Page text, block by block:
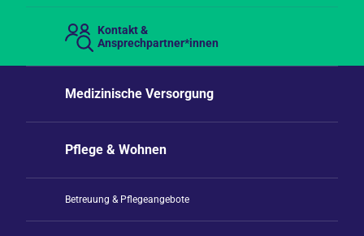
Kontakt &
Ansprechpartner*innen
Medizinische Versorgung
Pflege & Wohnen
Betreuung & Pflegeangebote